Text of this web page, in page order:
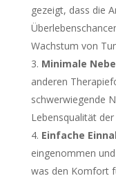
gezeigt, dass die
Wachstum von
Minimale
anderen
schwerwiegende
Lebensqualität
Einfache
eingenommen
was den Komfort